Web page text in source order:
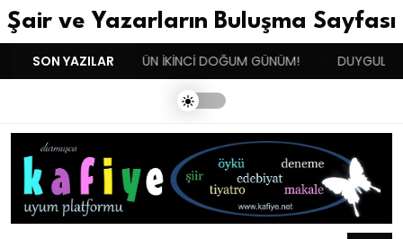
Şair ve Yazarların Buluşma Sayfası
SON YAZILAR
BENIM BUGÜN İKİNCİ DOĞUM GÜNÜM! DUYGULARIN